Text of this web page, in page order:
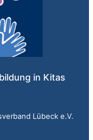
in Kitas
Lübeck e.V.